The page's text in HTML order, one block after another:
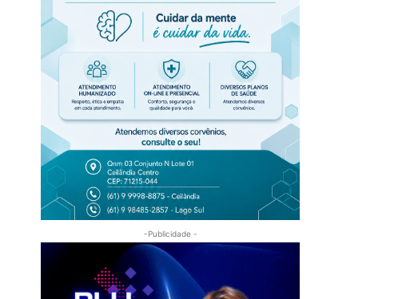
-Publicidade -